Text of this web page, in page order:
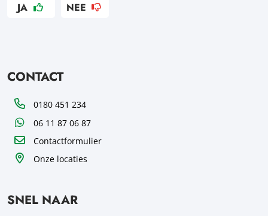
JA NEE
CONTACT
Telefoon0180 451 234
WhatsApp06 11 87 06 87
Contactformulier
Onze locaties
SNEL NAAR